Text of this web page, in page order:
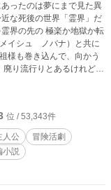
ったのは夢にまで見た異
な死後の世界「霊界」だ
界の先の 極楽か地獄か転
イシュ ノバナ）と共に
様も巻き込んで、向かう
り、身近な世界がそこに
狭間の世界 きっとあなた
〕 注1：「小説
ベルアップ+様」「ハーメ
：作者は霊感０です。霊
位 / 53,343件
人公
冒険活劇
小説